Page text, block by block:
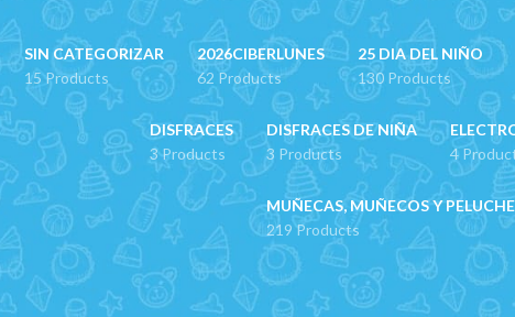
SIN CATEGORIZAR
15 Products
2026CIBERLUNES
62 Products
25 DIA DEL NIÑO
130 Products
DISFRACES
3 Products
DISFRACES DE NIÑA
3 Products
4
MUÑECAS, MUÑECOS Y
219 Products